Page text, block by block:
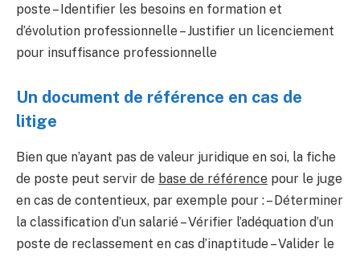
poste – Identifier les besoins en formation et
d’évolution professionnelle – Justifier un licenciement
pour insuffisance professionnelle
Un document de référence en cas de
litige
Bien que n’ayant pas de valeur juridique en soi, la fiche
de poste peut servir de base de référence pour le juge
en cas de contentieux, par exemple pour : – Déterminer
la classification d’un salarié – Vérifier l’adéquation d’un
poste de reclassement en cas d’inaptitude – Valider le